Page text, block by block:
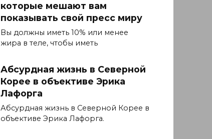
которые мешают вам
показывать свой пресс миру
Вы должны иметь 10% или менее
жира в теле, чтобы иметь
Абсурдная жизнь в Северной
Корее в объективе Эрика
Лафорга
Абсурдная жизнь в Северной Корее в
объективе Эрика Лафорга.